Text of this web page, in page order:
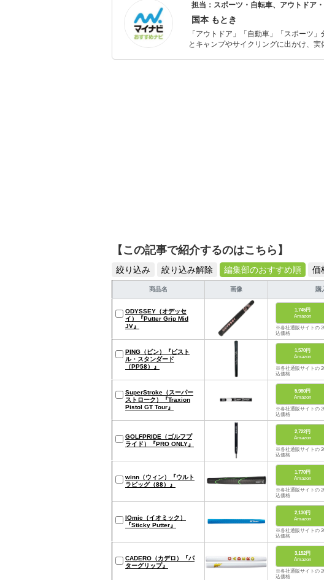
担当：スポーツ・自転車、アウトドア
国本 もとき
「アウトドア」「自動車」「スポーツ
とキャンプやサイクリングに出かけ、
【この記事で紹介するのはこちら】
絞り込み 絞り込み解除 編集部のおすすめ順 価
商品名 画像 購
ODYSSEY（オデッセ
イ）『Putter Grip Mid
JV』
1,745円
Amazon
※各社通販サイトの
込価格
PING（ピン）『ピスト
ル・スタンダード
（PP58）』
1,570円
Amazon
※各社通販サイトの
込価格
SuperStroke（スーパー
ストローク）『Traxion
Pistol GT Tour』
5,980円
Amazon
※各社通販サイトの
込価格
GOLFPRIDE（ゴルフプ
ライド）『PRO ONLY』
2,722円
Amazon
※各社通販サイトの
込価格
winn（ウィン）『ウルト
ラビッグ（88）』
1,770円
Amazon
※各社通販サイトの
込価格
IOmic（イオミック）
『Sticky Putter』
2,130円
Amazon
※各社通販サイトの
込価格
CADERO（カデロ）『パ
ターグリップ』
3,152円
Amazon
※各社通販サイトの
込価格